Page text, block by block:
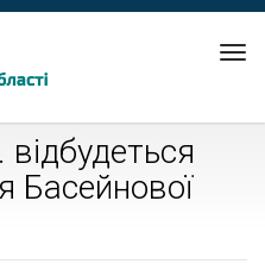
Басейнової